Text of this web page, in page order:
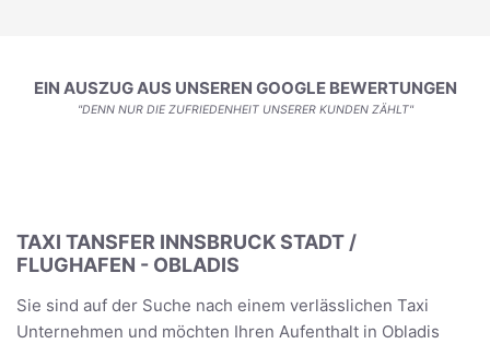
EIN AUSZUG AUS UNSEREN GOOGLE BEWERTUNGEN
"DENN NUR DIE ZUFRIEDENHEIT UNSERER KUNDEN ZÄHLT"
TAXI TANSFER INNSBRUCK STADT /
FLUGHAFEN - OBLADIS
Sie sind auf der Suche nach einem verlässlichen Taxi
Unternehmen und möchten Ihren Aufenthalt in Obladis